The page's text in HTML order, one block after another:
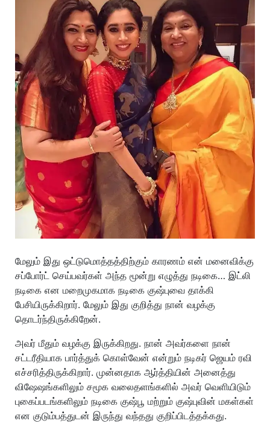
மேலும் இது ஒட்டுமொத்தத்திற்கும் காரணம் என் மனைவிக்கு
சப்போர்ட் செய்பவர்கள் அந்த மூன்று எழுத்து நடிகை… இட்லி
நடிகை என மறைமுகமாக நடிகை குஷ்புவை தாக்கி
பேசியிருக்கிறார். மேலும் இது குறித்து நான் வழக்கு
தொடர்ந்திருக்கிறேன்.
அவர் மீதும் வழக்கு இருக்கிறது. நான் அவர்களை நான்
சட்டரீதியாக பார்த்துக் கொள்வேன் என்றும் நடிகர் ஜெயம் ரவி
எச்சரித்திருக்கிறார். முன்னதாக ஆர்த்தியின் அனைத்து
விஷேஷங்களிலும் சமூக வலைதளங்களில் அவர் வெளியிடும்
புகைப்படங்களிலும் நடிகை குஷ்பூ மற்றும் குஷ்புவின் மகள்கள்
என குடும்பத்துடன் இருந்து வந்தது குறிப்பிடத்தக்கது.